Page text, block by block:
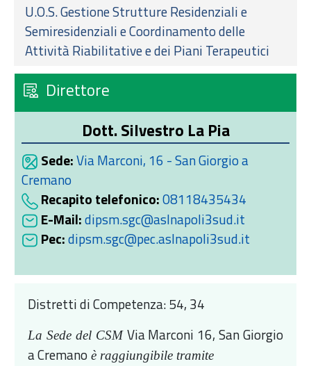
U.O.S. Gestione Strutture Residenziali e
Semiresidenziali e Coordinamento delle
Attività Riabilitative e dei Piani Terapeutici
Direttore
Dott. Silvestro La Pia
Sede:Via Marconi, 16 - San Giorgio a
Cremano
Recapito telefonico:08118435434
E-Mail:dipsm.sgc@aslnapoli3sud.it
Pec:dipsm.sgc@pec.aslnapoli3sud.it
Distretti di Competenza: 54, 34
La Sede del CSM Via Marconi 16, San Giorgio
a Cremano è raggiungibile tramite